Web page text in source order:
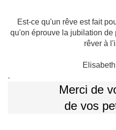
Est-ce qu'un rêve est fait
qu'on éprouve la jubilation
rêver à
.
Merci de
de vos